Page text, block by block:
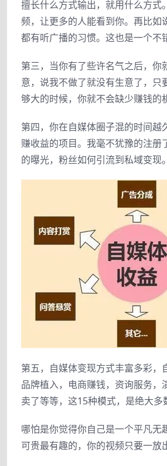
擅长什么方式输出，就用什么方
频，让更多的人能看到你。再比
都有听广播的习惯。这也是一个不
第三，当你有了些许名气之后，
意，说我不做了就没有生意了，
够大的时候，你就不会缺少赚钱的
第四，你在自媒体圈子混的时间
赚收益的项目。我毫不犹豫的注
的曝光，粉丝如何引流到私域变现
第五，自媒体变现方式丰富多彩，
品牌植入，电商赚钱，资询服务
卖了等等，这15种模式，是绝大多
哪怕是你觉得你自己是一个平凡
可贵最有趣的，你的视频只要一放